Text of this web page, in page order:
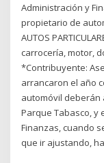
Administración y
propietario de
AUTOS
carrocería, motor,
*Contribuyente:
arrancaron el año
automóvil deberán
Parque Tabasco, y
Finanzas, cuando
que ir ajustando,